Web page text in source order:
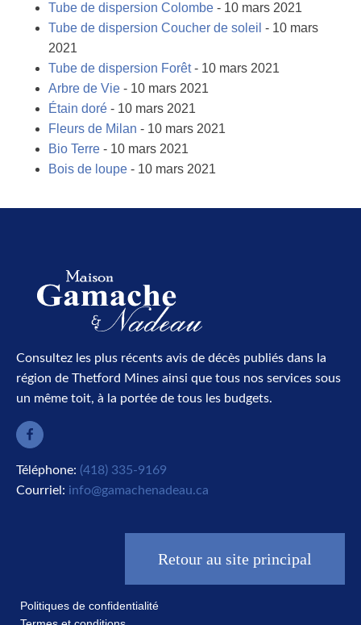
Tube de dispersion Colombe - 10 mars 2021
Tube de dispersion Coucher de soleil - 10 mars
2021
Tube de dispersion Forêt- 10 mars 2021
Arbre de Vie - 10 mars 2021
Étain doré - 10 mars 2021
Fleurs de Milan - 10 mars 2021
Bio Terre - 10 mars 2021
Bois de loupe - 10 mars 2021
Consultez les plus récents avis de décès publiés dans la
région de Thetford Mines ainsi que tous nos services sous
un même toit, à la portée de tous les budgets.
Téléphone: (418) 335-9169
Courriel: info@gamachenadeau.ca
Retour au site principal
Politiques de confidentialité